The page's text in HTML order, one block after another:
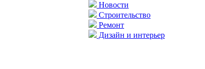
Новости
Строительство
Ремонт
Дизайн и интерьер